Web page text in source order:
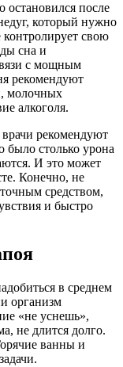
после
который нужно
контролирует свою
сна и
с мощным
рекомендуют
молочных
алкоголя.
рекомендуют
было столько урона
И это может
Конечно, не
средством,
и быстро
в среднем
организм
«не уснешь»,
не длится долго.
ванны и